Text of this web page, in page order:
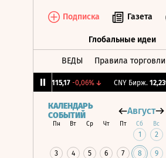
Подписка Газета
Глобальные идеи
ВЕДЫ Правила торговли
115,17 -0,06%↓ CNY Бирж. 12,239
КАЛЕНДАРЬ
СОБЫТИЙ
Август
Пн Вт Ср Чт Пт Сб Вс
1 2
3 4 5 6 7 8 9